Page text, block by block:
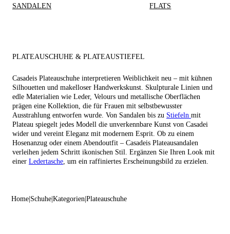
SANDALEN FLATS
PLATEAUSCHUHE & PLATEAUSTIEFEL
Casadeis Plateauschuhe interpretieren Weiblichkeit neu – mit kühnen
Silhouetten und makelloser Handwerkskunst. Skulpturale Linien und
edle Materialien wie Leder, Velours und metallische Oberflächen
prägen eine Kollektion, die für Frauen mit selbstbewusster
Ausstrahlung entworfen wurde. Von Sandalen bis zu Stiefeln mit
Plateau spiegelt jedes Modell die unverkennbare Kunst von Casadei
wider und vereint Eleganz mit modernem Esprit. Ob zu einem
Hosenanzug oder einem Abendoutfit – Casadeis Plateausandalen
verleihen jedem Schritt ikonischen Stil. Ergänzen Sie Ihren Look mit
einer Ledertasche, um ein raffiniertes Erscheinungsbild zu erzielen.
Home Schuhe Kategorien Plateauschuhe